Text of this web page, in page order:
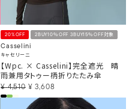
20%OFF 2BUY10％OFF 3BUY15％OFF対象
Casselini
キャセリーニ
【Wpc. × Casselini】完全遮光 晴
雨兼用タトゥー柄折りたたみ傘
¥ 4,510 ¥ 3,608